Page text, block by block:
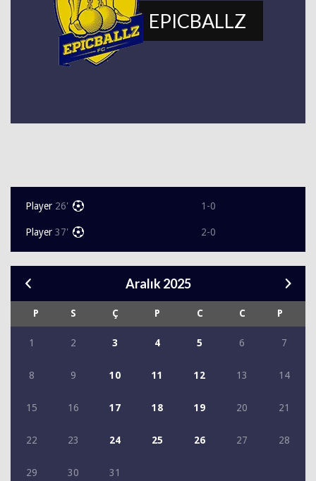
EPICBALLZ
Player 26' 1-0
Player 37' 2-0
Aralık 2025
P S Ç P C C P
1 2 3 4 5 6 7
8 9 10 11 12 13 14
15 16 17 18 19 20 21
22 23 24 25 26 27 28
29 30 31